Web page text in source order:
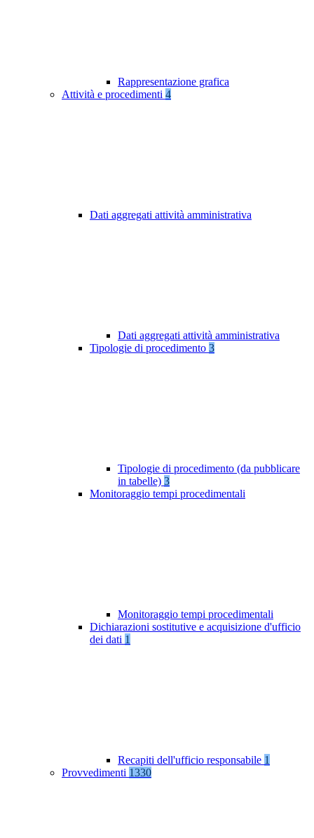
Rappresentazione grafica
Attività e procedimenti 4
Dati aggregati attività amministrativa
Dati aggregati attività amministrativa
Tipologie di procedimento 3
Tipologie di procedimento (da pubblicare
in tabelle) 3
Monitoraggio tempi procedimentali
Monitoraggio tempi procedimentali
Dichiarazioni sostitutive e acquisizione d'ufficio
dei dati 1
Recapiti dell'ufficio responsabile 1
Provvedimenti 1330